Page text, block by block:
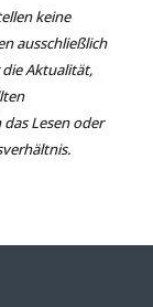
keine
ausschließlich
Aktualität,
Lesen oder